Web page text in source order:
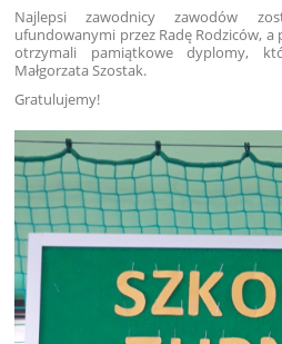
Najlepsi zawodnicy zawodów
ufundowanymi przez Radę Rodziców,
otrzymali pamiątkowe dyplomy,
Małgorzata Szostak.
Gratulujemy!